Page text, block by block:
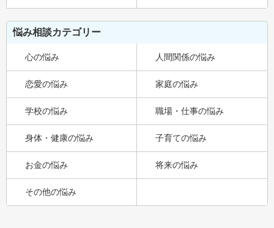
悩み相談カテゴリー
心の悩み 人間関係の悩み
恋愛の悩み 家庭の悩み
学校の悩み 職場・仕事の悩み
身体・健康の悩み 子育ての悩み
お金の悩み 将来の悩み
その他の悩み